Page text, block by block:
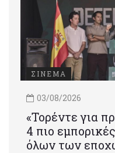
ΣΙΝΕΜΑ
03/08/2026
«Τορέντε για
4 πιο
όλων των